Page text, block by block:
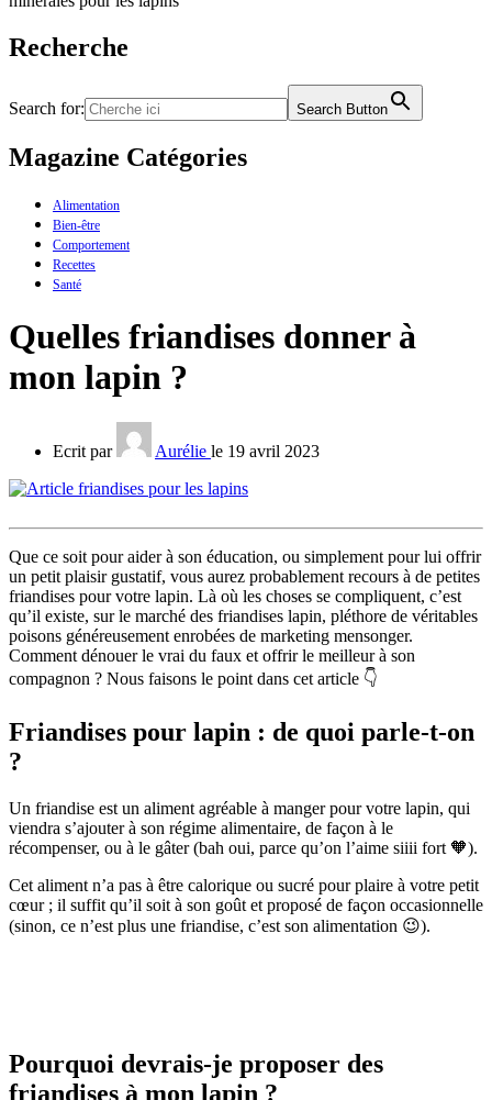
Recherche
Search for: Search Button
Magazine Catégories
Alimentation
Bien-être
Comportement
Recettes
Santé
Quelles friandises donner à
mon lapin ?
Ecrit par Aurélie le 19 avril 2023
Que ce soit pour aider à son éducation, ou simplement pour lui offrir
un petit plaisir gustatif, vous aurez probablement recours à de petites
friandises pour votre lapin. Là où les choses se compliquent, c’est
qu’il existe, sur le marché des friandises lapin, pléthore de véritables
poisons généreusement enrobées de marketing mensonger.
Comment dénouer le vrai du faux et offrir le meilleur à son
compagnon ? Nous faisons le point dans cet article 👇
Friandises pour lapin : de quoi parle-t-on
?
Un friandise est un aliment agréable à manger pour votre lapin, qui
viendra s’ajouter à son régime alimentaire, de façon à le
récompenser, ou à le gâter (bah oui, parce qu’on l’aime siiii fort 🧡).
Cet aliment n’a pas à être calorique ou sucré pour plaire à votre petit
cœur ; il suffit qu’il soit à son goût et proposé de façon occasionnelle
(sinon, ce n’est plus une friandise, c’est son alimentation 😉).
Pourquoi devrais-je proposer des
friandises à mon lapin ?